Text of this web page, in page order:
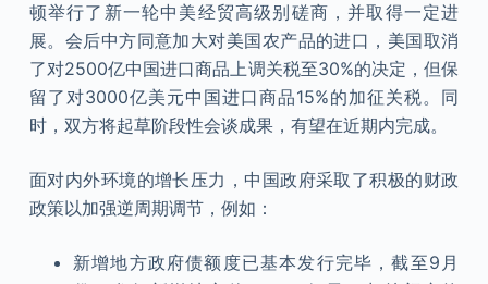
顿举行了新一轮中美经贸高级别磋商，并取得一定进
展。会后中方同意加大对美国农产品的进口，美国取消
了对2500亿中国进口商品上调关税至30%的决定，但保
留了对3000亿美元中国进口商品15%的加征关税。同
时，双方将起草阶段性会谈成果，有望在近期内完成。
面对内外环境的增长压力，中国政府采取了积极的财政
政策以加强逆周期调节，例如：
新增地方政府债额度已基本发行完毕，截至9月